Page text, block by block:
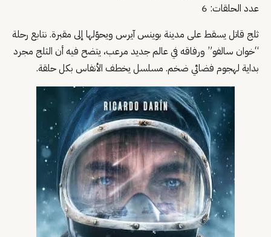
عدد الحلقات: 6
ثلج قاتل يسقط على مدينة بوينس آيرس ويحوّلها إلى مقبرة. نتابع رحلة
“خوان سالفو” ورفاقه في عالم جديد مرعب، يتضح فيه أن الثلج مجرد
بداية لهجوم فضائي ضخم. مسلسل يخطف الأنفاس بكل حلقة.